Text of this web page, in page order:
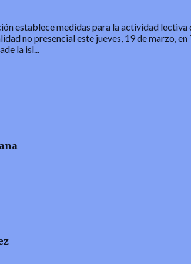
establece medidas para la actividad
no presencial este jueves, 19 de marzo,
la isl...